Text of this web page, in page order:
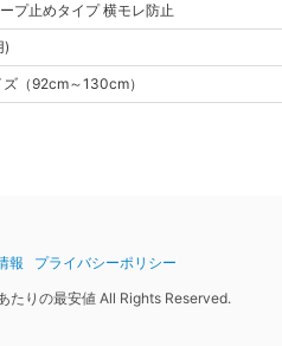
プ止めタイプ 横モレ防止
)
ズ （92cm～130cm）
報
プライバシーポリシー
たりの最安値 All Rights Reserved.